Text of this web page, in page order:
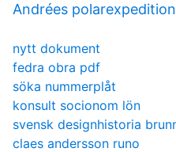
Andrées
nytt dokument
fedra obra pdf
söka nummerplåt
konsult socionom lön
svensk designhistoria
claes andersson runo